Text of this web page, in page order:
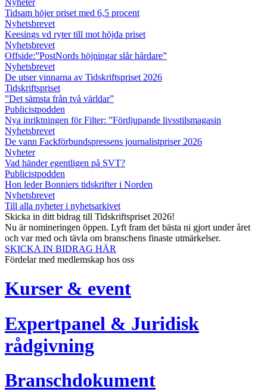
Tidsam höjer priset med 6,5 procent
Nyhetsbrevet
Keesings vd ryter till mot höjda priset
Nyhetsbrevet
Offside:”PostNords höjningar slår hårdare”
Nyhetsbrevet
De utser vinnarna av Tidskriftspriset 2026
Tidskriftspriset
”Det sämsta från två världar”
Publicistpodden
Nya inriktningen för Filter: ”Fördjupande livsstilsmagasin
Nyhetsbrevet
De vann Fackförbundspressens journalistpriser 2026
Nyheter
Vad händer egentligen på SVT?
Publicistpodden
Hon leder Bonniers tidskrifter i Norden
Nyhetsbrevet
Till alla nyheter i nyhetsarkivet
Skicka in ditt bidrag till Tidskriftspriset 2026!
Nu är nomineringen öppen. Lyft fram det bästa ni gjort under året
och var med och tävla om branschens finaste utmärkelser.
SKICKA IN BIDRAG HÄR
Fördelar med medlemskap hos oss
Kurser & event
Expertpanel & Juridisk
rådgivning
Branschdokument